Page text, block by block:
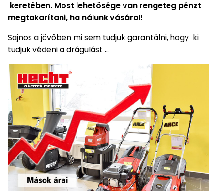
mosó
Seprőgép
Hómaró
Hólapát
kiegészítő
Növényápolási
kellékek
Permetező
keretében. Most lehetősége van rengeteg pénzt
megtakarítani, ha nálunk vásárol!
Sajnos a jövőben mi sem tudjuk garantálni, hogy ki
tudjuk védeni a drágulást ...